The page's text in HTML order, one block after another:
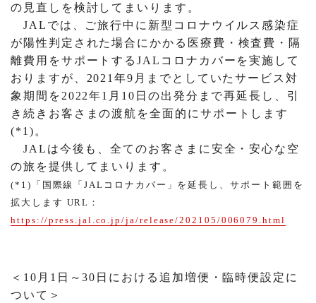
の見直しを検討してまいります。
JALでは、ご旅行中に新型コロナウイルス感染症
が陽性判定された場合にかかる医療費・検査費・隔
離費用をサポートするJALコロナカバーを実施して
おりますが、2021年9月までとしていたサービス対
象期間を2022年1月10日の出発分まで再延長し、引
き続きお客さまの渡航を全面的にサポートします
(*1)。
JALは今後も、全てのお客さまに安全・安心な空
の旅を提供してまいります。
(*1)「国際線「JALコロナカバー」を延長し、サポート範囲を
拡大します URL：
https://press.jal.co.jp/ja/release/202105/006079.html
＜10月1日～30日における追加増便・臨時便設定に
ついて＞